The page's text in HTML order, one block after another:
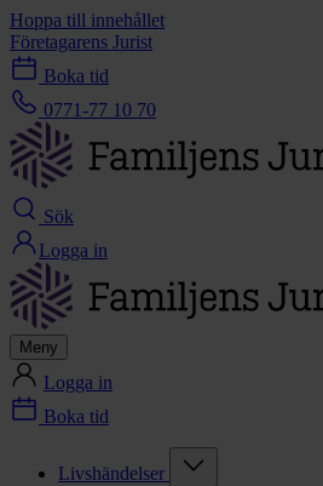
Hoppa till innehållet
Företagarens Jurist
Boka tid
0771-77 10 70
Sök
Logga in
Meny
Logga in
Boka tid
Livshändelser